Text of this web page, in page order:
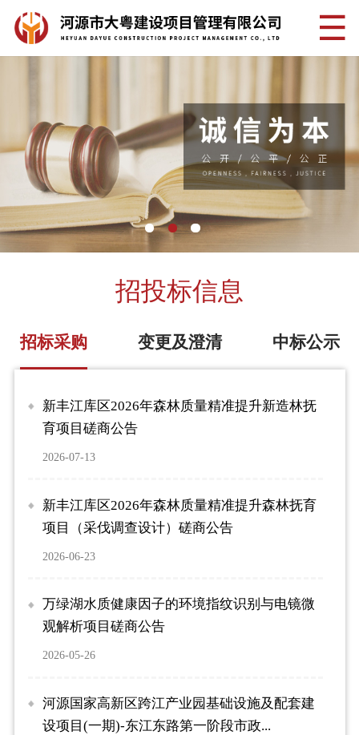
招投标信息
招标采购 变更及澄清 中标公示
新丰江库区2026年森林质量精准提升新造林抚
育项目磋商公告
2026-07-13
新丰江库区2026年森林质量精准提升森林抚育
项目（采伐调查设计）磋商公告
2026-06-23
万绿湖水质健康因子的环境指纹识别与电镜微
观解析项目磋商公告
2026-05-26
河源国家高新区跨江产业园基础设施及配套建
设项目(一期)-东江东路第一阶段市政...